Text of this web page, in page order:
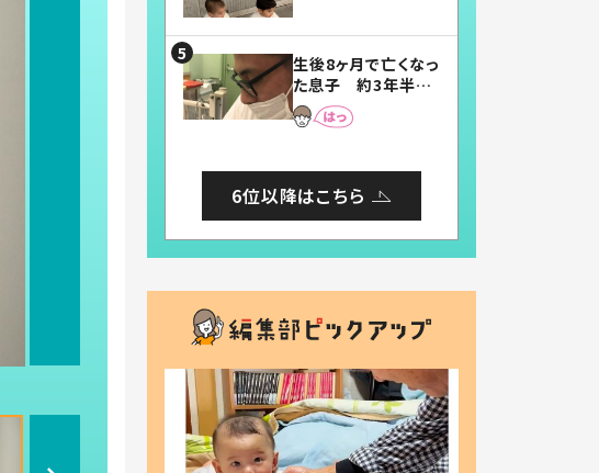
まらない」「幸せにな
れる」
生後8ヶ月で亡くなっ
た息子 約3年半
後、当時の妻の日記
に書いてあった本音
6位以降はこちら